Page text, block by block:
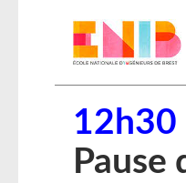
12h30
Pause